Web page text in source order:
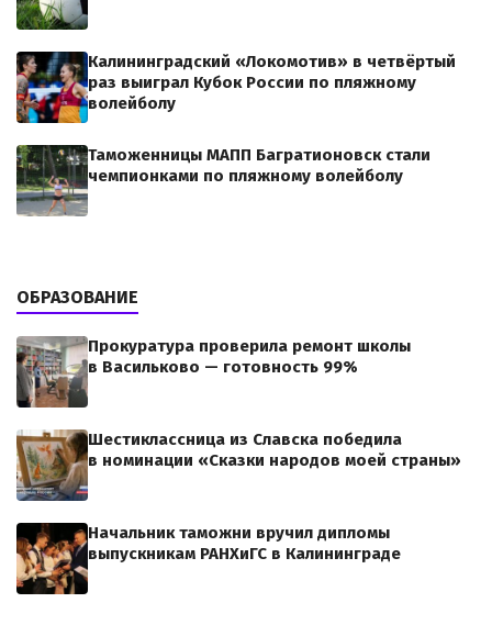
Калининградский «Локомотив» в четвёртый
раз выиграл Кубок России по пляжному
волейболу
Таможенницы МАПП Багратионовск стали
чемпионками по пляжному волейболу
ОБРАЗОВАНИЕ
Прокуратура проверила ремонт школы
в Васильково — готовность 99%
Шестиклассница из Славска победила
в номинации «Сказки народов моей страны»
Начальник таможни вручил дипломы
выпускникам РАНХиГС в Калининграде